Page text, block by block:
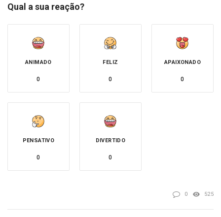
Qual a sua reação?
ANIMADO
0
FELIZ
0
APAIXONADO
0
PENSATIVO
0
DIVERTIDO
0
0 525